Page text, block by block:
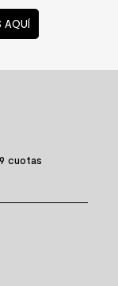
AQUÍ
cuotas